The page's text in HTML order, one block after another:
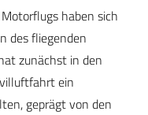
haben sich
des fliegenden
zunächst in den
ein
geprägt von den